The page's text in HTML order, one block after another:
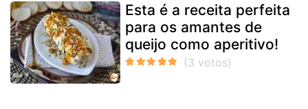
Esta é a receita perfeita
para os amantes de
queijo como aperitivo!